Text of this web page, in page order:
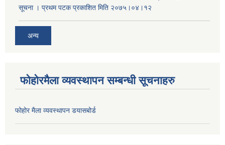
सूचना । प्रथम पटक प्रकाशित मिति २०७५।०४।१२
अन्य
फोहोरमैला व्यवस्थापन सम्बन्धी सूचनाहरु
फोहोर मैला व्यवस्थापन डयासबोर्ड